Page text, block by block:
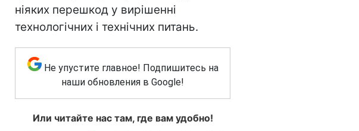
ніяких перешкод у вирішенні
технологічних і технічних питань.
Не упустите главное! Подпишитесь на
наши обновления в Google!
Или читайте нас там, где вам удобно!